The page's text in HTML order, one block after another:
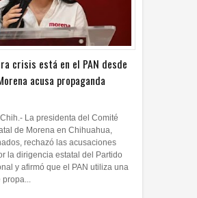
crisis está en el PAN desde
acusa propaganda
La presidenta del Comité
de Morena en Chihuahua,
rechazó las acusaciones
la dirigencia estatal del Partido
y afirmó que el PAN utiliza una